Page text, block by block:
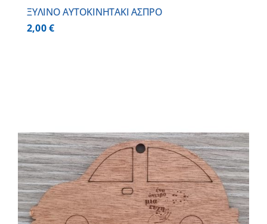
ΞΥΛΙΝΟ AYTOKINHTAKI ΑΣΠΡΟ
2,00€